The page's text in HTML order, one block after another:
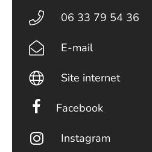
06 33 79 54 36
E-mail
Site internet
Facebook
Instagram